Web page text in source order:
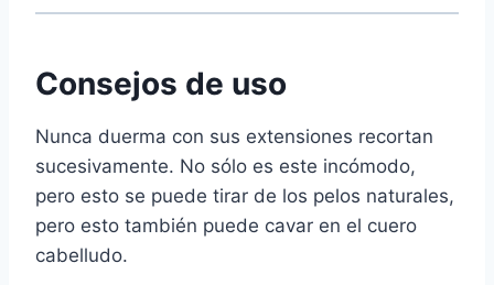
Consejos de uso
Nunca duerma con sus extensiones recortan
sucesivamente. No sólo es este incómodo,
pero esto se puede tirar de los pelos naturales,
pero esto también puede cavar en el cuero
cabelludo.